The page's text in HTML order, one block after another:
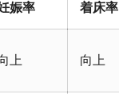
娠率 着床率
上 向上